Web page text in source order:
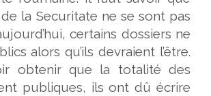
la Securitate ne se sont pas
certains dossiers ne
alors qu’ils devraient l’être.
obtenir que la totalité des
publiques, ils ont dû écrire